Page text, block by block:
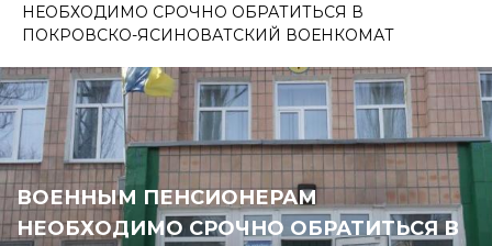
НЕОБХОДИМО СРОЧНО ОБРАТИТЬСЯ В
ПОКРОВСКО-ЯСИНОВАТСКИЙ ВОЕНКОМАТ
ВОЕННЫМ ПЕНСИОНЕРАМ
НЕОБХОДИМО СРОЧНО ОБРАТИТЬСЯ В